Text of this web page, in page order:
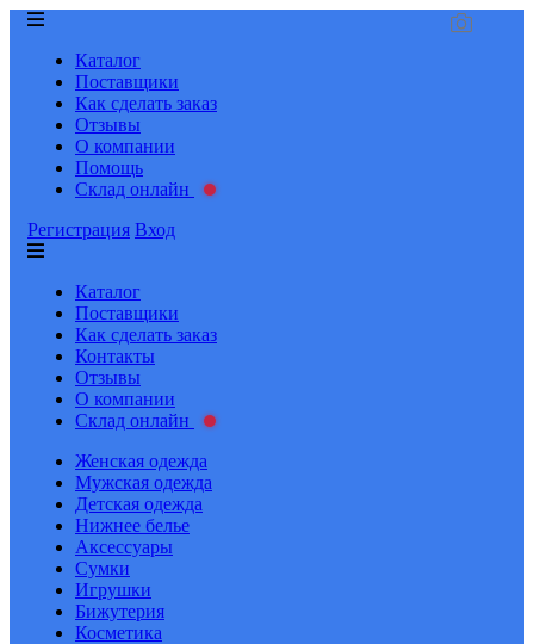
Каталог
Поставщики
Как сделать заказ
Отзывы
О компании
Помощь
Склад онлайн
Регистрация Вход
Каталог
Поставщики
Как сделать заказ
Контакты
Отзывы
О компании
Склад онлайн
Женская одежда
Мужская одежда
Детская одежда
Нижнее белье
Аксессуары
Сумки
Игрушки
Бижутерия
Косметика